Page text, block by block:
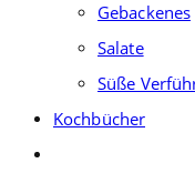
Gebackenes
Salate
Süße
Kochbücher